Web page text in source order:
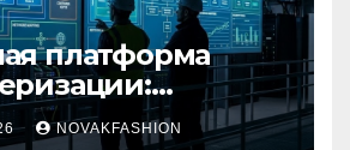
платформа
особенности
NOVAKFASHION